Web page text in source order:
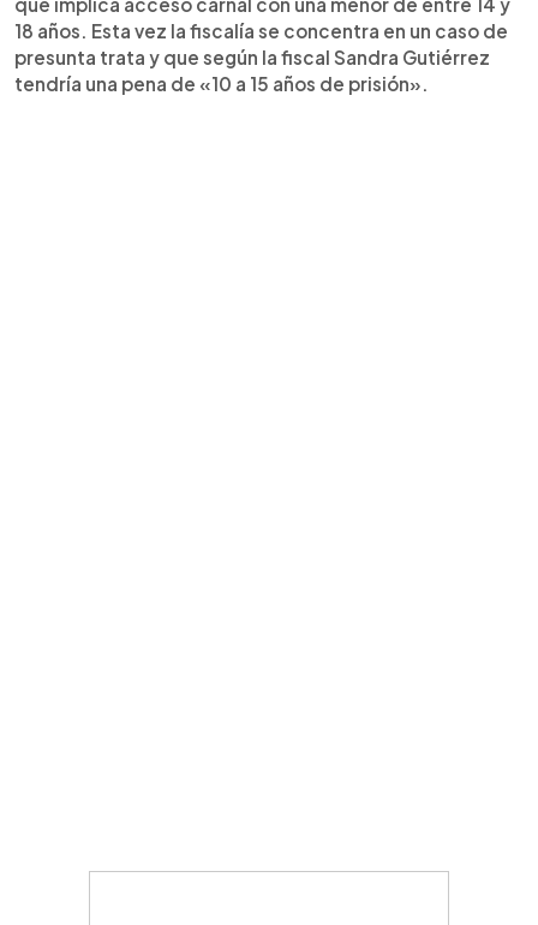
que implica acceso carnal con una menor de entre 14 y
18 años. Esta vez la fiscalía se concentra en un caso de
presunta trata y que según la fiscal Sandra Gutiérrez
tendría una pena de «10 a 15 años de prisión».